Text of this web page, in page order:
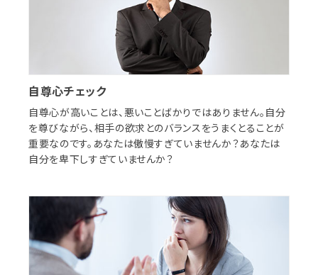
自尊心チェック
自尊心が高いことは、悪いことばかりではありません。自分
を尊びながら、相手の欲求とのバランスをうまくとることが
重要なのです。あなたは傲慢すぎていませんか？あなたは
自分を卑下しすぎていませんか？